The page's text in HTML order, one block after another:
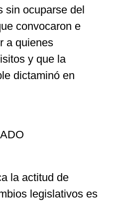
sin ocuparse del
convocaron e
a quienes
y que la
dictaminó en
la actitud de
legislativos es